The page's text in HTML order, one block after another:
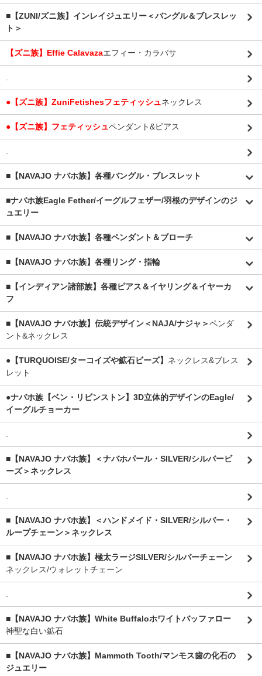
■【ZUNI/ズニ族】インレイジュエリー＜バングル＆ブレスレッ
ト＞
【ズニ族】Effie Calavazaエフィー・カラバサ
.
●【ズニ族】ZuniFetishesフェティッシュネックレス
●【ズニ族】フェティッシュペンダント&ピアス
.
■【NAVAJO ナバホ族】各種バングル・ブレスレット
■ナバホ族Eagle Fether/イーグルフェザー/羽根のデザインのジ
ュエリー
■【NAVAJO ナバホ族】各種ペンダント＆ブローチ
■【NAVAJO ナバホ族】各種リング・指輪
■【インディアン諸部族】各種ピアス＆イヤリング＆イヤーカ
フ
■【NAVAJO ナバホ族】伝統デザイン＜NAJA/ナジャ＞ペンダ
ント&ネックレス
●【TURQUOISE/ターコイズや鉱石ビーズ】 ネックレス&ブレス
レット
●ナバホ族【ベン・リビンストン】3D立体的デザインのEagle/
イーグルチョーカー
.
■【NAVAJO ナバホ族】＜ナバホパール・SILVER/シルバービ
ーズ＞ネックレス
.
■【NAVAJO ナバホ族】＜ハンドメイド・SILVER/シルバー・
ループチェーン＞ネックレス
■【NAVAJO ナバホ族】極太ラージSILVER/シルバーチェーン
ネックレス/ウォレットチェーン
.
■【NAVAJO ナバホ族】White Buffaloホワイトバッファロー
神聖な白い鉱石
■【NAVAJO ナバホ族】Mammoth Tooth/マンモス歯の化石の
ジュエリー